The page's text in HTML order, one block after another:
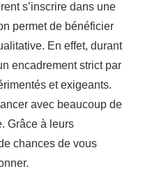
s’inscrire dans une
permet de bénéficier
En effet, durant
encadrement strict par
et exigeants.
avec beaucoup de
Grâce à leurs
chances de vous